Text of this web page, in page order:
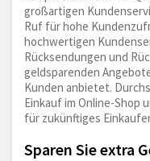
großartigen
Ruf für hohe
hochwertigen
Rücksendungen und
geldsparenden
Kunden anbietet.
Einkauf im Online-Shop
für zukünftiges
Sparen Sie extra